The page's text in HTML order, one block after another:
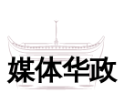
媒体华政